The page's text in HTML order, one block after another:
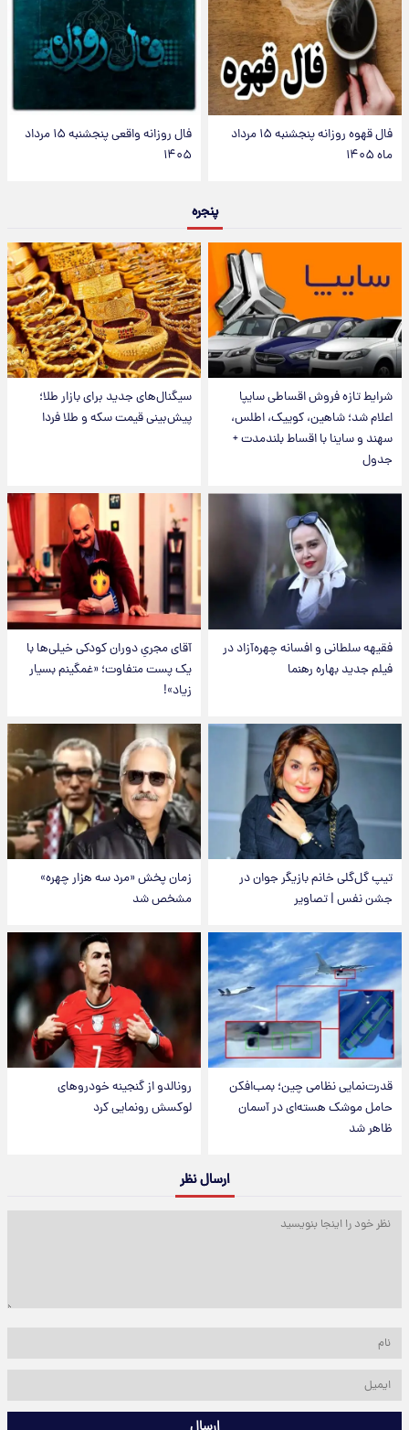
فال قهوه روزانه پنجشنبه ۱۵ مرداد
ماه ۱۴۰۵
فال روزانه واقعی پنجشنبه ۱۵ مرداد
۱۴۰۵
پنجره
شرایط تازه فروش اقساطی سایپا
اعلام شد؛ شاهین، کوییک، اطلس،
سهند و ساینا با اقساط بلندمدت +
جدول
سیگنال‌های جدید برای بازار طلا؛
پیش‌بینی قیمت سکه و طلا فردا
فقیهه سلطانی و افسانه چهره‌آزاد در
فیلم جدید بهاره رهنما
آقای مجریِ دوران کودکی خیلی‌ها با
یک پست متفاوت؛ «غمگینم بسیار
زیاد»!
تیپ گل‌گلی خانم بازیگر جوان در
جشن نفس | تصاویر
زمان پخش «مرد سه هزار چهره»
مشخص شد
قدرت‌نمایی نظامی چین؛ بمب‌افکن
حامل موشک هسته‌ای در آسمان
ظاهر شد
رونالدو از گنجینه خودروهای
لوکسش رونمایی کرد
ارسال نظر